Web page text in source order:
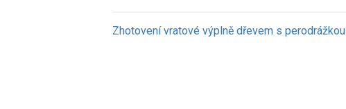
Zhotovení vratové výplně dřevem s perodrážkou